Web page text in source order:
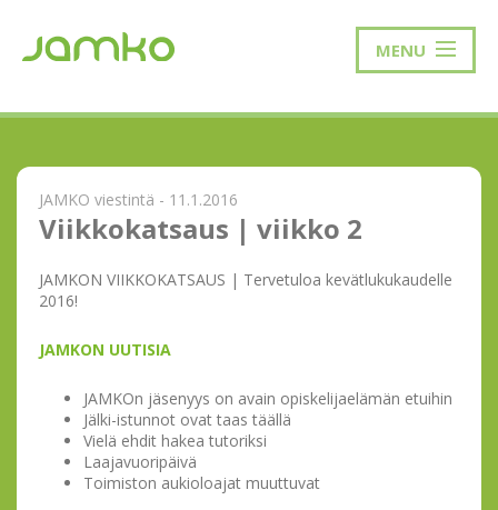
MENU
JAMKO viestintä - 11.1.2016
Viikkokatsaus | viikko 2
JAMKON VIIKKOKATSAUS | Tervetuloa kevätlukukaudelle
2016!
JAMKON UUTISIA
JAMKOn jäsenyys on avain opiskelijaelämän etuihin
Jälki-istunnot ovat taas täällä
Vielä ehdit hakea tutoriksi
Laajavuoripäivä
Toimiston aukioloajat muuttuvat